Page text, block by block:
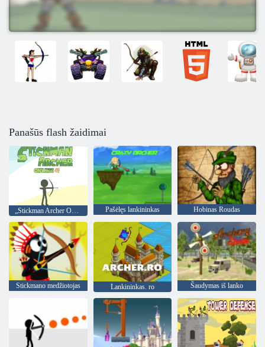
Panašūs flash žaidimai
„Stickman Archer Online 4“ Pašėlęs lankininkas Hobinas Roudas
Stickmano medžiotojas Lankininkas. ro Šaudymas iš lanko